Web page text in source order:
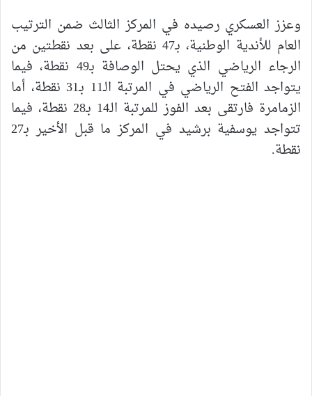
وعزز العسكري رصيده في المركز الثالث ضمن الترتيب
العام للأندية الوطنية، بـ47 نقطة، على بعد نقطتين من
الرجاء الرياضي الذي يحتل الوصافة بـ49 نقطة، فيما
يتواجد الفتح الرياضي في المرتبة الـ11 بـ31 نقطة، أما
الزمامرة فارتقى بعد الفوز للمرتبة الـ14 بـ28 نقطة، فيما
تتواجد يوسفية برشيد في المركز ما قبل الأخير بـ27
نقطة.